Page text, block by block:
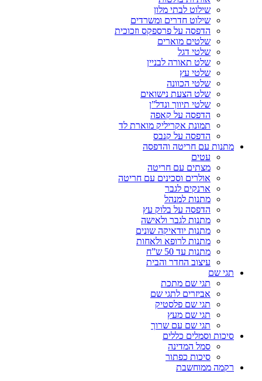
שילוט לבתי מלון
שילוט חדרים ומשרדים
הדפסה על פרספקס וזכוכית
שלטים מוארים
שלטי דגל
שלט תאורה לבניין
שלטי עץ
שלטי הכוונה
שלט הצעת נישואים
שלטי תיווך ונדל”ן
הדפסה על קאפה
תמונת אקריליק מוארת לד
הדפסה על קנבס
מתנות עם חריטה והדפסה
עטים
מצתים עם חריטה
אולרים וסכינים עם חריטה
ארנקים לגבר
מתנות למנהל
הדפסה על בלוק עץ
מתנות לגבר ולאישה
מתנות יודאיקה שונים
מתנות לרופא ולאחות
מתנות עד 50 ש”ח
עיצוב החדר והבית
תגי שם
תגי שם מתכת
אביזרים לתגי שם
תגי שם פלסטיק
תגי שם מעץ
תגי שם עם שרוך
סיכות וסמלים כללים
סמל המדינה
סיכות כפתור
רקמה ממוחשבת